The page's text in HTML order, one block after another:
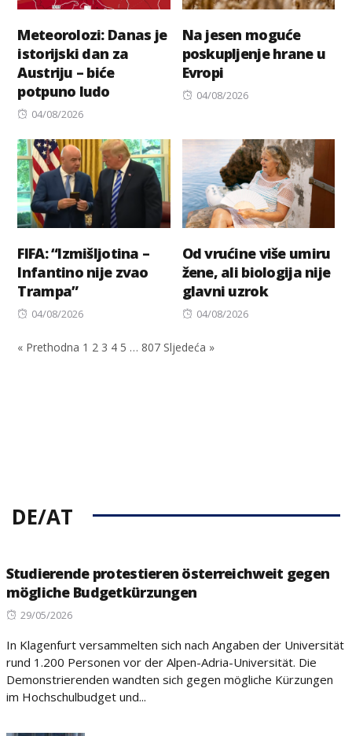
Meteorolozi: Danas je
istorijski dan za
Austriju – biće
potpuno ludo
Posted
04/08/2026
Na jesen moguće
poskupljenje hrane u
Evropi
Posted
04/08/2026
FIFA: “Izmišljotina –
Infantino nije zvao
Trampa”
Posted
04/08/2026
Od vrućine više umiru
žene, ali biologija nije
glavni uzrok
Posted
04/08/2026
« Prethodna 1 2 3 4 5 … 807 Sljedeća »
DE/AT
Studierende protestieren österreichweit gegen
mögliche Budgetkürzungen
Posted
29/05/2026
In Klagenfurt versammelten sich nach Angaben der Universität
rund 1.200 Personen vor der Alpen-Adria-Universität. Die
Demonstrierenden wandten sich gegen mögliche Kürzungen
im Hochschulbudget und...